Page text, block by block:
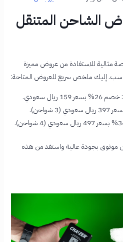
المتنقل
مثالية للاستفادة من عروض مميزة
إليك ملخص سريع للعروض المتاحة:
: خصم 26% بسعر 159 ريال سعودي.
بجودة عالية واستفد من هذه